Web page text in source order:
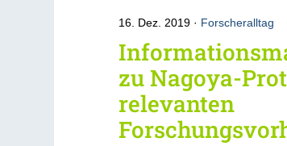
16. Dez. 2019 Forscheralltag
zu Nagoya-
relevanten